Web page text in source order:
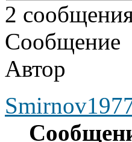
2
Сообщение
Автор